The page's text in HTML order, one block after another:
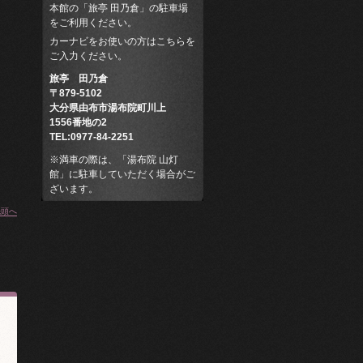
へ
本館の「旅亭 田乃倉」の駐車場
をご利用ください。
カーナビをお使いの方はこちらを
ご入力ください。
旅亭 田乃倉
〒879-5102
大分県由布市湯布院町川上
1556番地の2
TEL:0977-84-2251
※満車の際は、「湯布院 山灯
館」に駐車していただく場合がご
ざいます。